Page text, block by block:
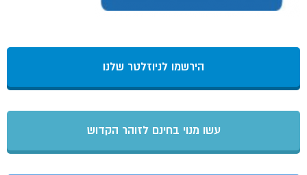
הירשמו לניוזלטר שלנו
עשו מנוי בחינם לזוהר הקדוש